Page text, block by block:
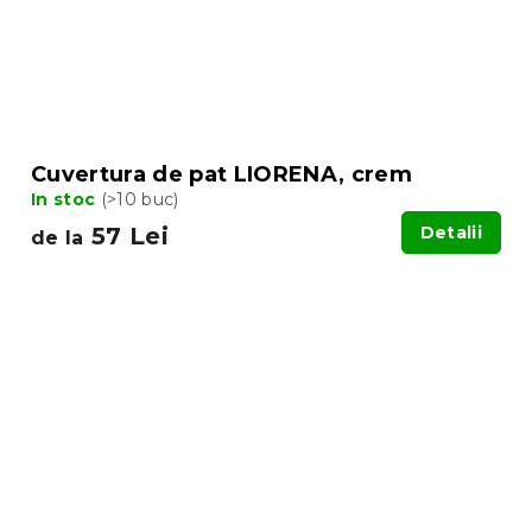
Cuvertura de pat LIORENA, crem
In stoc (>10 buc)
de la 57 Lei Detalii